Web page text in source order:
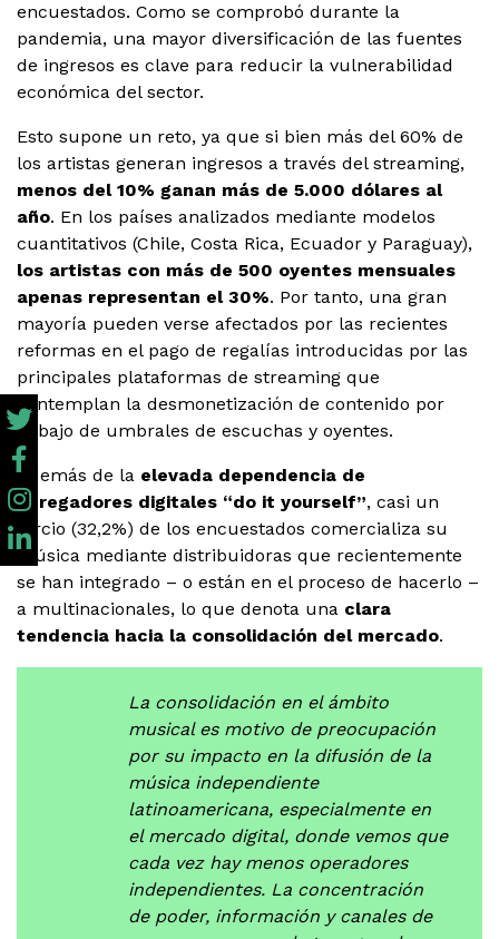
encuestados. Como se comprobó durante la
pandemia, una mayor diversificación de las fuentes
de ingresos es clave para reducir la vulnerabilidad
económica del sector.
Esto supone un reto, ya que si bien más del 60% de
los artistas generan ingresos a través del streaming,
menos del 10% ganan más de 5.000 dólares al
año. En los países analizados mediante modelos
cuantitativos (Chile, Costa Rica, Ecuador y Paraguay),
los artistas con más de 500 oyentes mensuales
apenas representan el 30%. Por tanto, una gran
mayoría pueden verse afectados por las recientes
reformas en el pago de regalías introducidas por las
principales plataformas de streaming que
contemplan la desmonetización de contenido por
debajo de umbrales de escuchas y oyentes.
Además de la elevada dependencia de
agregadores digitales “do it yourself”, casi un
tercio (32,2%) de los encuestados comercializa su
música mediante distribuidoras que recientemente
se han integrado – o están en el proceso de hacerlo –
a multinacionales, lo que denota una clara
tendencia hacia la consolidación del mercado.
La consolidación en el ámbito
musical es motivo de preocupación
por su impacto en la difusión de la
música independiente
latinoamericana, especialmente en
el mercado digital, donde vemos que
cada vez hay menos operadores
independientes. La concentración
de poder, información y canales de